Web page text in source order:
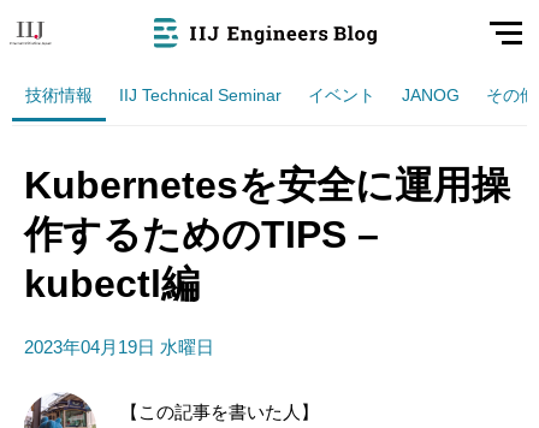
技術情報 IIJ Technical Seminar イベント JANOG その他
Kubernetesを安全に運用操
作するためのTIPS –
kubectl編
2023年04月19日 水曜日
【この記事を書いた人】